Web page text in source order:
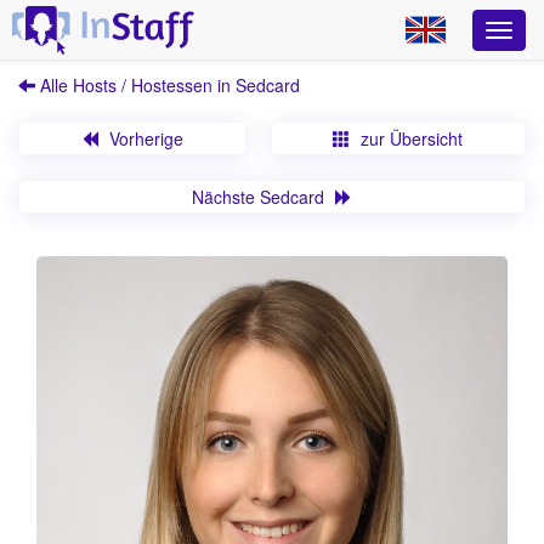
Alle Hosts / Hostessen in Sedcard
Vorherige zur Übersicht
Nächste Sedcard